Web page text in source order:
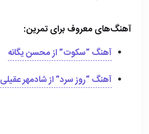
آهنگ‌های معروف برای تمرین:
آهنگ“سکوت”از محسن یگانه
آهنگ“روز سرد”از شادمهر عقیلی